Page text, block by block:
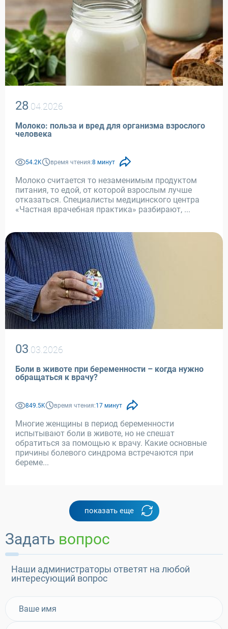
28 .04.2026
Молоко: польза и вред для организма взрослого
человека
54.2K время чтения:8 минут
Молоко считается то незаменимым продуктом
питания, то едой, от которой взрослым лучше
отказаться. Специалисты медицинского центра
«Частная врачебная практика» разбирают, ...
03 .03.2026
Боли в животе при беременности – когда нужно
обращаться к врачу?
849.5K время чтения:17 минут
Многие женщины в период беременности
испытывают боли в животе, но не спешат
обратиться за помощью к врачу. Какие основные
причины болевого синдрома встречаются при
береме...
показать еще
Задать вопрос
Наши администраторы ответят на любой
интересующий вопрос